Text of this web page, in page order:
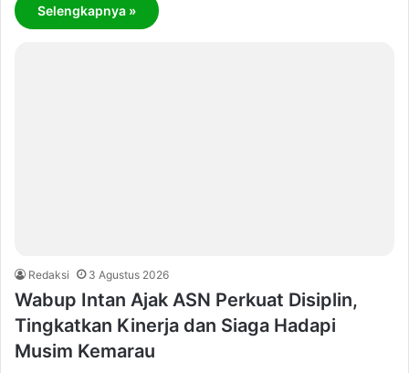
Selengkapnya »
Redaksi 3 Agustus 2026
Wabup Intan Ajak ASN Perkuat Disiplin,
Tingkatkan Kinerja dan Siaga Hadapi
Musim Kemarau